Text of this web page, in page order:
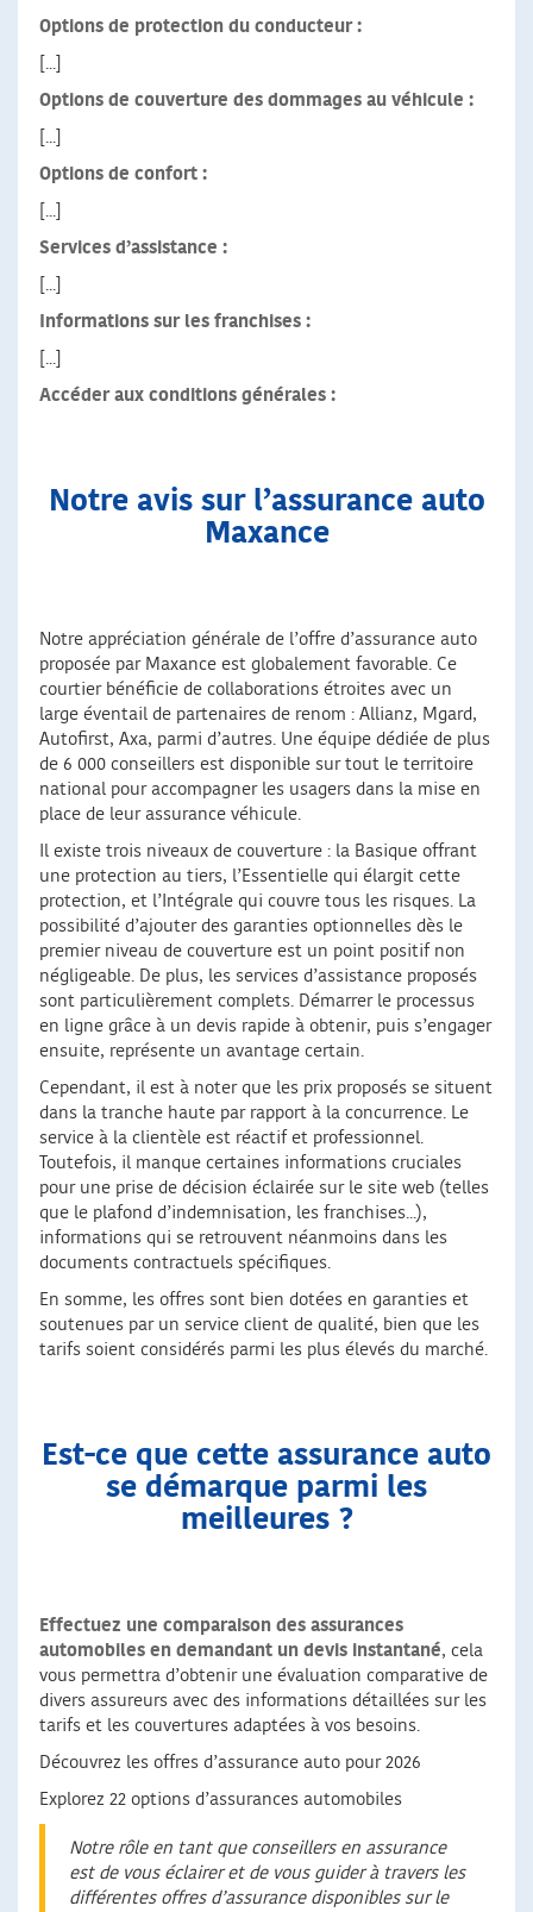
Options de protection du conducteur :
[...]
Options de couverture des dommages au véhicule :
[...]
Options de confort :
[...]
Services d’assistance :
[...]
Informations sur les franchises :
[...]
Accéder aux conditions générales :
Notre avis sur l’assurance auto
Maxance
Notre appréciation générale de l’offre d’assurance auto
proposée par Maxance est globalement favorable. Ce
courtier bénéficie de collaborations étroites avec un
large éventail de partenaires de renom : Allianz, Mgard,
Autofirst, Axa, parmi d’autres. Une équipe dédiée de plus
de 6 000 conseillers est disponible sur tout le territoire
national pour accompagner les usagers dans la mise en
place de leur assurance véhicule.
Il existe trois niveaux de couverture : la Basique offrant
une protection au tiers, l’Essentielle qui élargit cette
protection, et l’Intégrale qui couvre tous les risques. La
possibilité d’ajouter des garanties optionnelles dès le
premier niveau de couverture est un point positif non
négligeable. De plus, les services d’assistance proposés
sont particulièrement complets. Démarrer le processus
en ligne grâce à un devis rapide à obtenir, puis s’engager
ensuite, représente un avantage certain.
Cependant, il est à noter que les prix proposés se situent
dans la tranche haute par rapport à la concurrence. Le
service à la clientèle est réactif et professionnel.
Toutefois, il manque certaines informations cruciales
pour une prise de décision éclairée sur le site web (telles
que le plafond d’indemnisation, les franchises...),
informations qui se retrouvent néanmoins dans les
documents contractuels spécifiques.
En somme, les offres sont bien dotées en garanties et
soutenues par un service client de qualité, bien que les
tarifs soient considérés parmi les plus élevés du marché.
Est-ce que cette assurance auto
se démarque parmi les
meilleures ?
Effectuez une comparaison des assurances
automobiles en demandant un devis instantané, cela
vous permettra d’obtenir une évaluation comparative de
divers assureurs avec des informations détaillées sur les
tarifs et les couvertures adaptées à vos besoins.
Découvrez les offres d’assurance auto pour 2026
Explorez 22 options d’assurances automobiles
Notre rôle en tant que conseillers en assurance
est de vous éclairer et de vous guider à travers les
différentes offres d’assurance disponibles sur le